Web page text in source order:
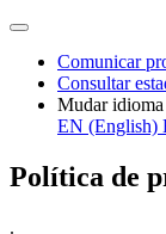
Comunicar
Consultar
Mudar idioma
EN (English)
Política de
.